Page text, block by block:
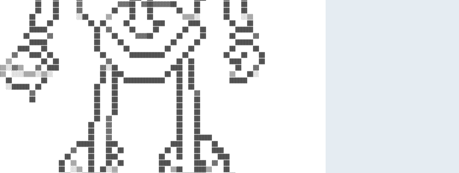
██    ██      ▓▓            ▓▓▓▓██  ▓▓██▓▓▓▓▓▓██      ██        ██    ██
██    ██      ▓▓          ██    ██    ██        ██    ██        ██    ██
██      ██      ░░██      ▒▒      ██    ██          ▒▒▒▒░░        ██    ░░▒▒
██████                ██  ▓▓      ██      ██        ██    ██          ██████
██      ▓▓              ██    ██      ▓▓▓▓██        ██      ██        ██      ▓▓
▓▓    ████  ██                ██        ████████████      ██            ██    ██    ██
▒▒          ██  ██                ▓▓                      ██  ██            ████      ██
▓▓  ████              ▓▓░░██                  ████  ██              ██    ▓▓
░░░░▒▒▒▒░░▒▒░░                ██  ████              ██  ██  ██            ▒▒    ██░░
░░██████  ██                  ██    ██                    ██  ██
▓▓                    ██    ██                    ██    ▓▓
██  ▓▓                      ██    ██
██    ▓▓                      ██    ██
██    ▓▓                      ██    ██
██    ▓▓                      ██    ██████
▓▓    ██    ██  ██              ██  ██    ██    ████
██  ▒▒    ██    ██  ██            ████        ████  ▓▓  ██
██  ░░▒▒  ██  ██░░▒▒              ██  ▒▒██    ████▒▒    ██